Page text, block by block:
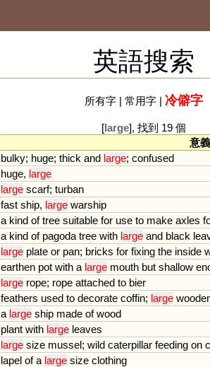
英語搜索
所有字| 常用字| 冷僻字
[large], 找到 19 個
意義
bulky; huge; thick and large; confused
huge, large
large scarf; turban
fast ship, large warship
a kind of tree suitable for use to make axles
a kind of pagoda tree with large and black
large plate or pan; bricks for fixing the inside
earthen pot with a large mouth but shallow
large rope; rope attached to bier
feathers used to decorate coffin; large
a large ship made of wood
plant with large leaves
large size mussel; wild caterpillar feeding on
lapel of a large size clothing